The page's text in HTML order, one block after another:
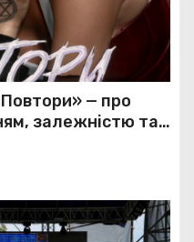
— про
залежністю та